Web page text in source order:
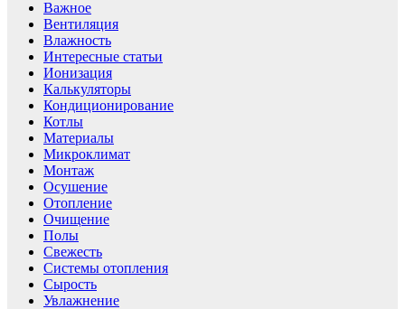
Важное
Вентиляция
Влажность
Интересные статьи
Ионизация
Калькуляторы
Кондиционирование
Котлы
Материалы
Микроклимат
Монтаж
Осушение
Отопление
Очищение
Полы
Свежесть
Системы отопления
Сырость
Увлажнение